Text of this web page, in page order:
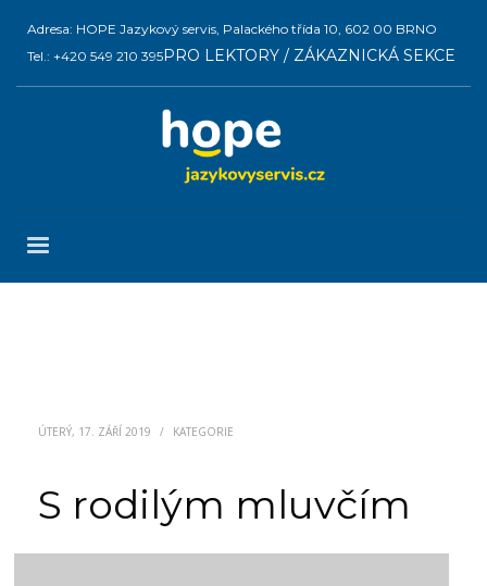
Adresa: HOPE Jazykový servis, Palackého třída 10, 602 00 BRNO
Tel.: +420 549 210 395PRO LEKTORY / ZÁKAZNICKÁ SEKCE
ÚTERÝ, 17. ZÁŘÍ 2019 / KATEGORIE
S rodilým mluvčím